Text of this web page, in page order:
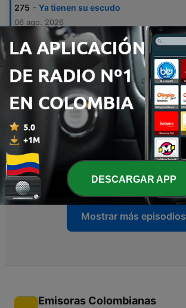
275 - Ya tienen su escudo
06 ago. 2026
274 Nos apoyamos en la comunidad
273 - Tristeza y victoria
24 jul. 2026
272 - Luchamos juntos
15 jul. 2026
271 - Las redes y nosotros
29 jun. 2026
Mostrar más episodios
Emisoras Colombianas
DESCARGAR APP